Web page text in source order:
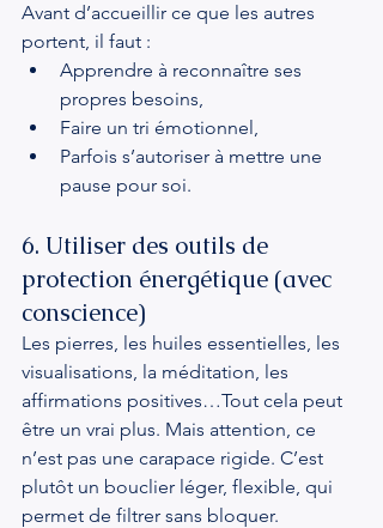
Avant d’accueillir ce que les autres
portent, il faut :
Apprendre à reconnaître ses
propres besoins,
Faire un tri émotionnel,
Parfois s’autoriser à mettre une
pause pour soi.
6. Utiliser des outils de
protection énergétique (avec
conscience)
Les pierres, les huiles essentielles, les
visualisations, la méditation, les
affirmations positives…Tout cela peut
être un vrai plus. Mais attention, ce
n’est pas une carapace rigide. C’est
plutôt un bouclier léger, flexible, qui
permet de filtrer sans bloquer.